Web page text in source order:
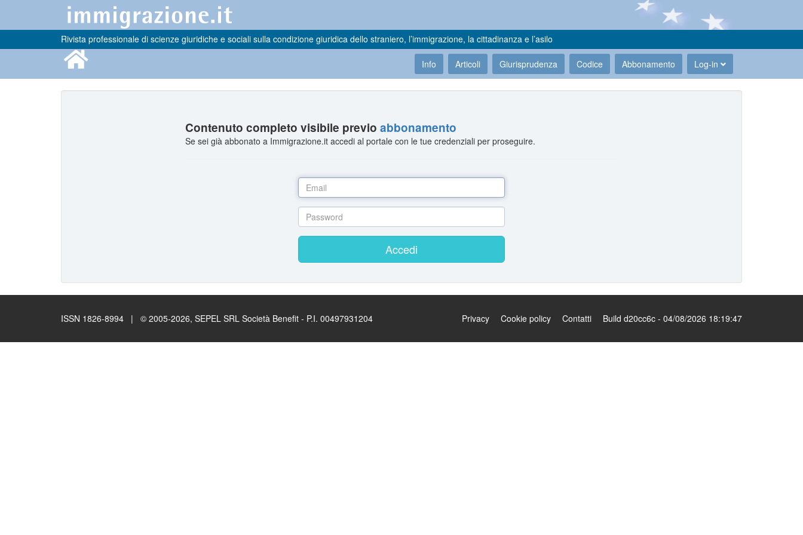
Rivista professionale di scienze giuridiche e sociali sulla condizione giuridica dello straniero, l’immigrazione, la cittadinanza e l’asilo
Info Articoli Giurisprudenza Codice Abbonamento Log-in
Contenuto completo visibile previoabbonamento
Se sei già abbonato a Immigrazione.it accedi al portale con le tue credenziali per proseguire.
Accedi
ISSN 1826-8994 | © 2005-2026, SEPEL SRL Società Benefit - P.I. 00497931204 Privacy Cookie policy Contatti Build d20cc6c - 04/08/2026 18:19:47